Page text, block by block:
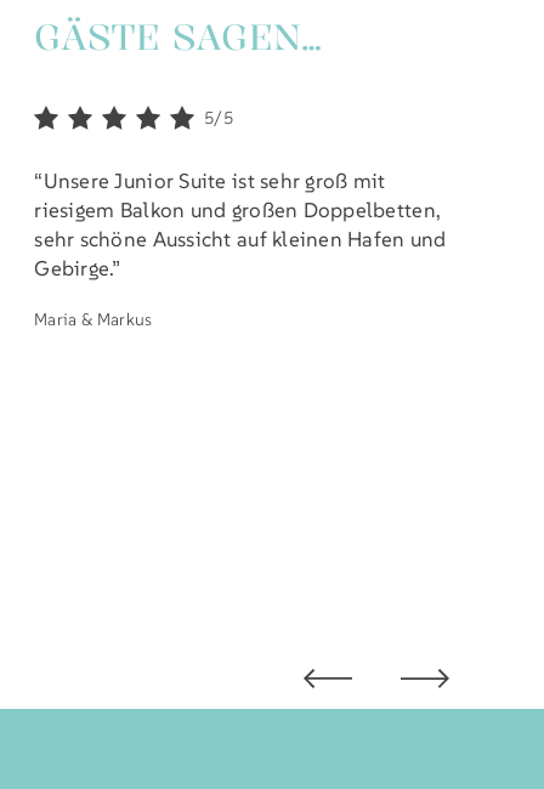
GÄSTE SAGEN…
5/5
“Unsere Junior Suite ist sehr groß mit
riesigem Balkon und großen Doppelbetten,
sehr schöne Aussicht auf kleinen Hafen und
Gebirge.”
Maria & Markus